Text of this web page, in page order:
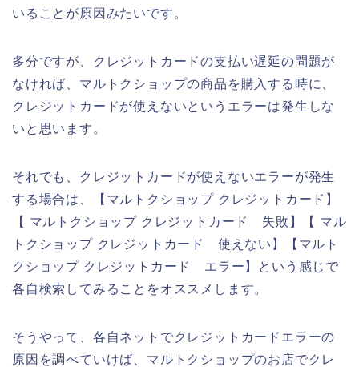
いることが原因みたいです。
多分ですが、クレジットカードの支払い遅延の問題が
なければ、マルトクショップの商品を購入する時に、
クレジットカードが使えないというエラーは発生しな
いと思います。
それでも、クレジットカードが使えないエラーが発生
する場合は、【マルトクショップ クレジットカード】
【 マルトクショップ クレジットカード 失敗】【 マル
トクショップ クレジットカード 使えない】【マルト
クショップ クレジットカード エラー】という感じで
各自検索してみることをオススメします。
そうやって、各自ネットでクレジットカードエラーの
原因を調べていけば、マルトクショップのお店でクレ